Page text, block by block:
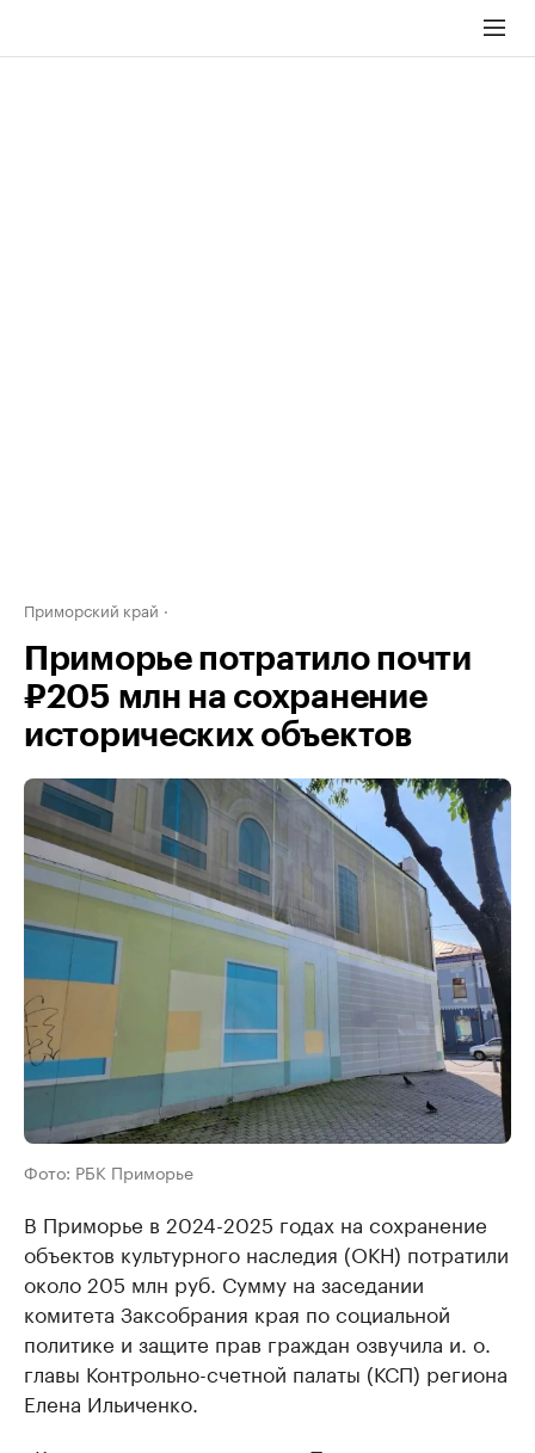
Приморский край
Приморье потратило почти
₽205 млн на сохранение
исторических объектов
Фото: РБК Приморье
В Приморье в 2024-2025 годах на сохранение
объектов культурного наследия (ОКН) потратили
около 205 млн руб. Сумму на заседании
комитета Заксобрания края по социальной
политике и защите прав граждан озвучила и. о.
главы Контрольно-счетной палаты (КСП) региона
Елена Ильиченко.